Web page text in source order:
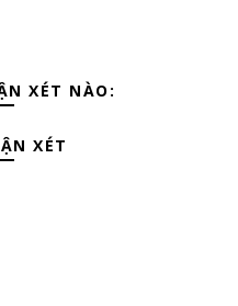
XÉT NÀO:
XÉT